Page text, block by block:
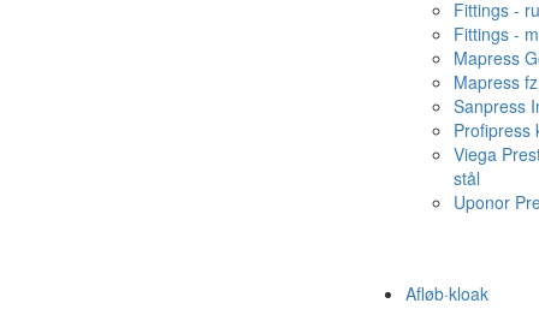
Fittings -
Fittings -
Mapress
Mapress fz
Sanpress
Profipress
Viega
stål
Uponor
Afløb·kloak